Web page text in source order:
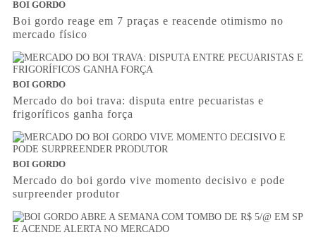
BOI GORDO
Boi gordo reage em 7 praças e reacende otimismo no
mercado físico
BOI GORDO
Mercado do boi trava: disputa entre pecuaristas e
frigoríficos ganha força
BOI GORDO
Mercado do boi gordo vive momento decisivo e pode
surpreender produtor